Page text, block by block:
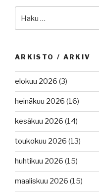
ARKISTO / ARKIV
elokuu 2026 (3)
heinäkuu 2026 (16)
kesäkuu 2026 (14)
toukokuu 2026 (13)
huhtikuu 2026 (15)
maaliskuu 2026 (15)